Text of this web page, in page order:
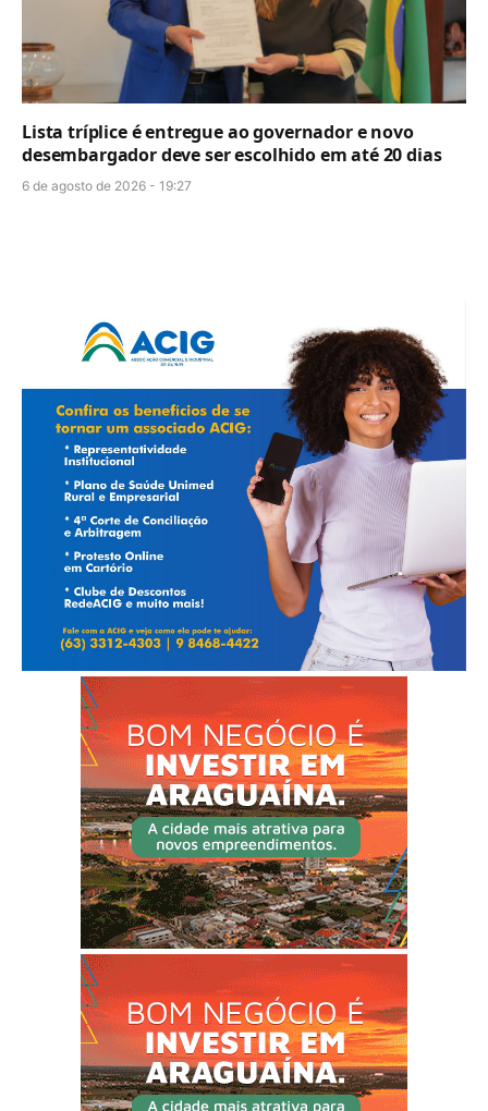
Lista tríplice é entregue ao governador e novo
desembargador deve ser escolhido em até 20 dias
6 de agosto de 2026 - 19:27